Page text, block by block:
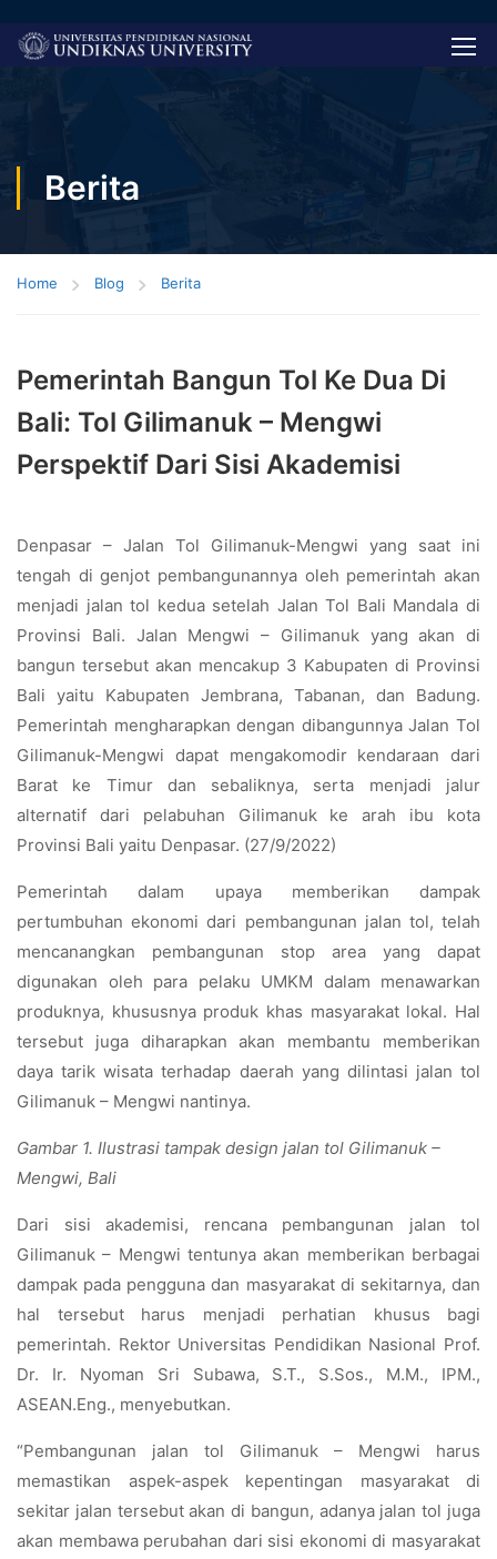
Berita
Home Blog Berita
Pemerintah Bangun Tol Ke Dua Di
Bali: Tol Gilimanuk – Mengwi
Perspektif Dari Sisi Akademisi
Denpasar – Jalan Tol Gilimanuk-Mengwi yang saat ini
tengah di genjot pembangunannya oleh pemerintah akan
menjadi jalan tol kedua setelah Jalan Tol Bali Mandala di
Provinsi Bali. Jalan Mengwi – Gilimanuk yang akan di
bangun tersebut akan mencakup 3 Kabupaten di Provinsi
Bali yaitu Kabupaten Jembrana, Tabanan, dan Badung.
Pemerintah mengharapkan dengan dibangunnya Jalan Tol
Gilimanuk-Mengwi dapat mengakomodir kendaraan dari
Barat ke Timur dan sebaliknya, serta menjadi jalur
alternatif dari pelabuhan Gilimanuk ke arah ibu kota
Provinsi Bali yaitu Denpasar. (27/9/2022)
Pemerintah dalam upaya memberikan dampak
pertumbuhan ekonomi dari pembangunan jalan tol, telah
mencanangkan pembangunan stop area yang dapat
digunakan oleh para pelaku UMKM dalam menawarkan
produknya, khususnya produk khas masyarakat lokal. Hal
tersebut juga diharapkan akan membantu memberikan
daya tarik wisata terhadap daerah yang dilintasi jalan tol
Gilimanuk – Mengwi nantinya.
Gambar 1. Ilustrasi tampak design jalan tol Gilimanuk –
Mengwi, Bali
Dari sisi akademisi, rencana pembangunan jalan tol
Gilimanuk – Mengwi tentunya akan memberikan berbagai
dampak pada pengguna dan masyarakat di sekitarnya, dan
hal tersebut harus menjadi perhatian khusus bagi
pemerintah. Rektor Universitas Pendidikan Nasional Prof.
Dr. Ir. Nyoman Sri Subawa, S.T., S.Sos., M.M., IPM.,
ASEAN.Eng., menyebutkan.
“Pembangunan jalan tol Gilimanuk – Mengwi harus
memastikan aspek-aspek kepentingan masyarakat di
sekitar jalan tersebut akan di bangun, adanya jalan tol juga
akan membawa perubahan dari sisi ekonomi di masyarakat